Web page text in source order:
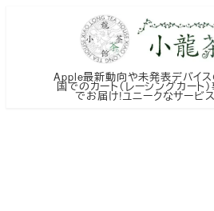
Apple最新動向や未発表デバイス
国でのカート（レーシングカート
でお届け!ユニークなサービ